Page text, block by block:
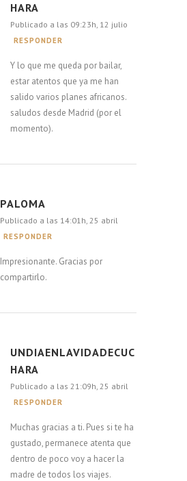
HARA
Publicado a las 09:23h, 12 julio
RESPONDER
Y lo que me queda por bailar,
estar atentos que ya me han
salido varios planes africanos.
saludos desde Madrid (por el
momento).
PALOMA
Publicado a las 14:01h, 25 abril
RESPONDER
Impresionante. Gracias por
compartirlo.
UNDIAENLAVIDADECUC
HARA
Publicado a las 21:09h, 25 abril
RESPONDER
Muchas gracias a ti. Pues si te ha
gustado, permanece atenta que
dentro de poco voy a hacer la
madre de todos los viajes.